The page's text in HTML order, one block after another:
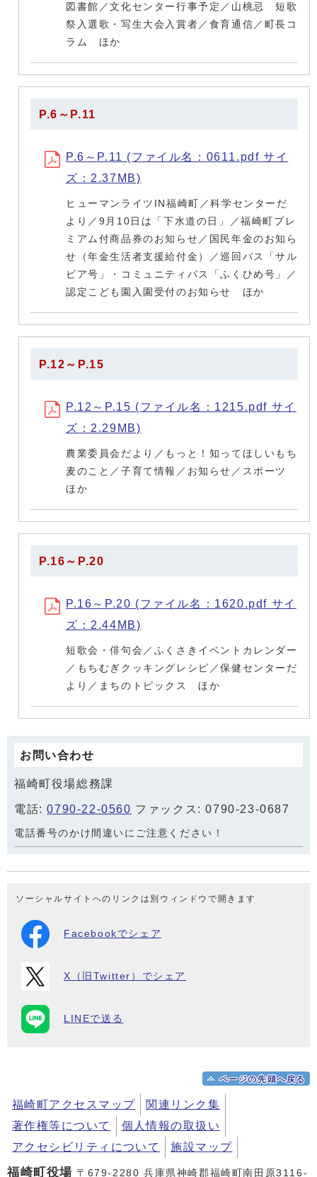
図書館／文化センター行事予定／山桃忌 短歌
祭入選歌・写生大会入賞者／食育通信／町長コ
ラム ほか
P.6～P.11
P.6～P.11 (ファイル名：0611.pdf サイ
ズ：2.37MB)
ヒューマンライツIN福崎町／科学センターだ
より／9月10日は「下水道の日」／福崎町プレ
ミアム付商品券のお知らせ／国民年金のお知ら
せ（年金生活者支援給付金）／巡回バス「サル
ビア号」・コミュニティバス「ふくひめ号」／
認定こども園入園受付のお知らせ ほか
P.12～P.15
P.12～P.15 (ファイル名：1215.pdf サイ
ズ：2.29MB)
農業委員会だより／もっと！知ってほしいもち
麦のこと／子育て情報／お知らせ／スポーツ
ほか
P.16～P.20
P.16～P.20 (ファイル名：1620.pdf サイ
ズ：2.44MB)
短歌会・俳句会／ふくさきイベントカレンダー
／もちむぎクッキングレシピ／保健センターだ
より／まちのトピックス ほか
お問い合わせ
福崎町役場総務課
電話:0790-22-0560 ファックス: 0790-23-0687
電話番号のかけ間違いにご注意ください！
ソーシャルサイトへのリンクは別ウィンドウで開きます
Facebookでシェア
X（旧Twitter）でシェア
LINEで送る
ページの先頭へ戻る
福崎町アクセスマップ
関連リンク集
著作権等について
個人情報の取扱い
アクセシビリティについて
施設マップ
福崎町役場 〒679-2280 兵庫県神崎郡福崎町南田原3116-